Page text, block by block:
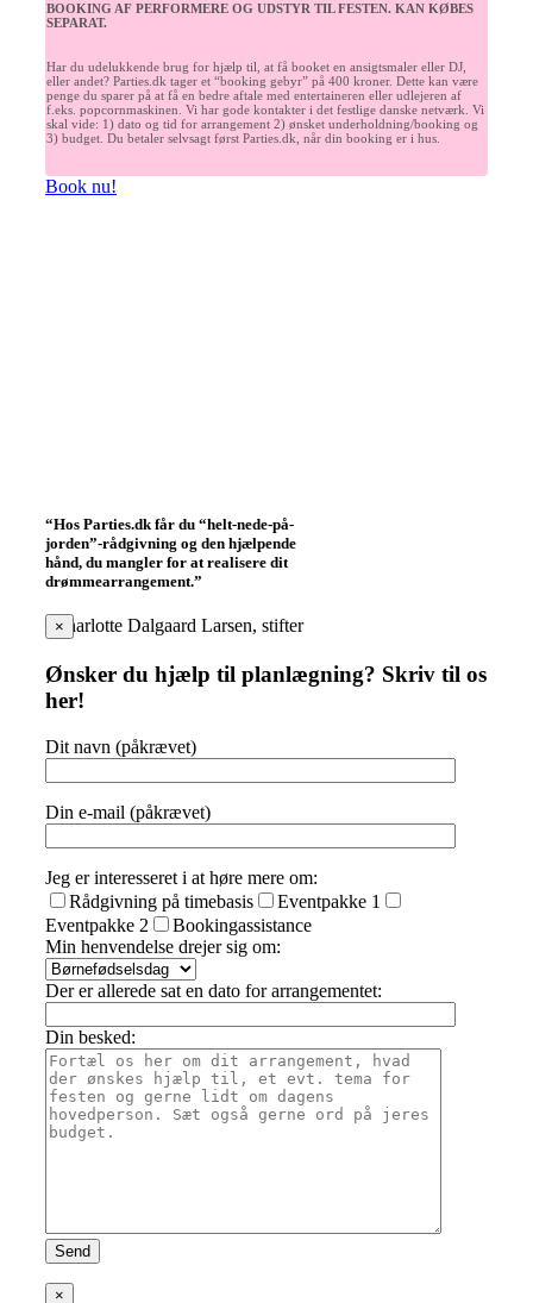
BOOKING AF PERFORMERE OG UDSTYR TIL FESTEN. KAN KØBES
SEPARAT.
Har du udelukkende brug for hjælp til, at få booket en ansigtsmaler eller DJ,
eller andet? Parties.dk tager et “booking gebyr” på 400 kroner. Dette kan være
penge du sparer på at få en bedre aftale med entertaineren eller udlejeren af
f.eks. popcornmaskinen. Vi har gode kontakter i det festlige danske netværk. Vi
skal vide: 1) dato og tid for arrangement 2) ønsket underholdning/booking og
3) budget. Du betaler selvsagt først Parties.dk, når din booking er i hus.
Book nu!
“Hos Parties.dk får du “helt-nede-på-
jorden”-rådgivning og den hjælpende
hånd, du mangler for at realisere dit
drømmearrangement.”
Charlotte Dalgaard Larsen, stifter
×
Ønsker du hjælp til planlægning? Skriv til os
her!
Dit navn (påkrævet)
Din e-mail (påkrævet)
Jeg er interesseret i at høre mere om:
Rådgivning på timebasis
Eventpakke 1
Eventpakke 2
Bookingassistance
Min henvendelse drejer sig om:
Der er allerede sat en dato for arrangementet:
Din besked:
×